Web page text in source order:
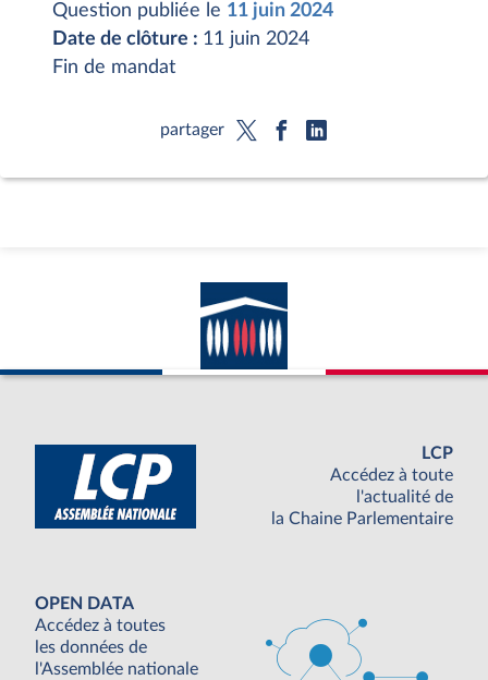
Question publiée le 11 juin 2024
Date de clôture : 11 juin 2024
Fin de mandat
partager
LCP
Accédez à toute
l'actualité de
la Chaine Parlementaire
OPEN DATA
Accédez à toutes
les données de
l'Assemblée nationale